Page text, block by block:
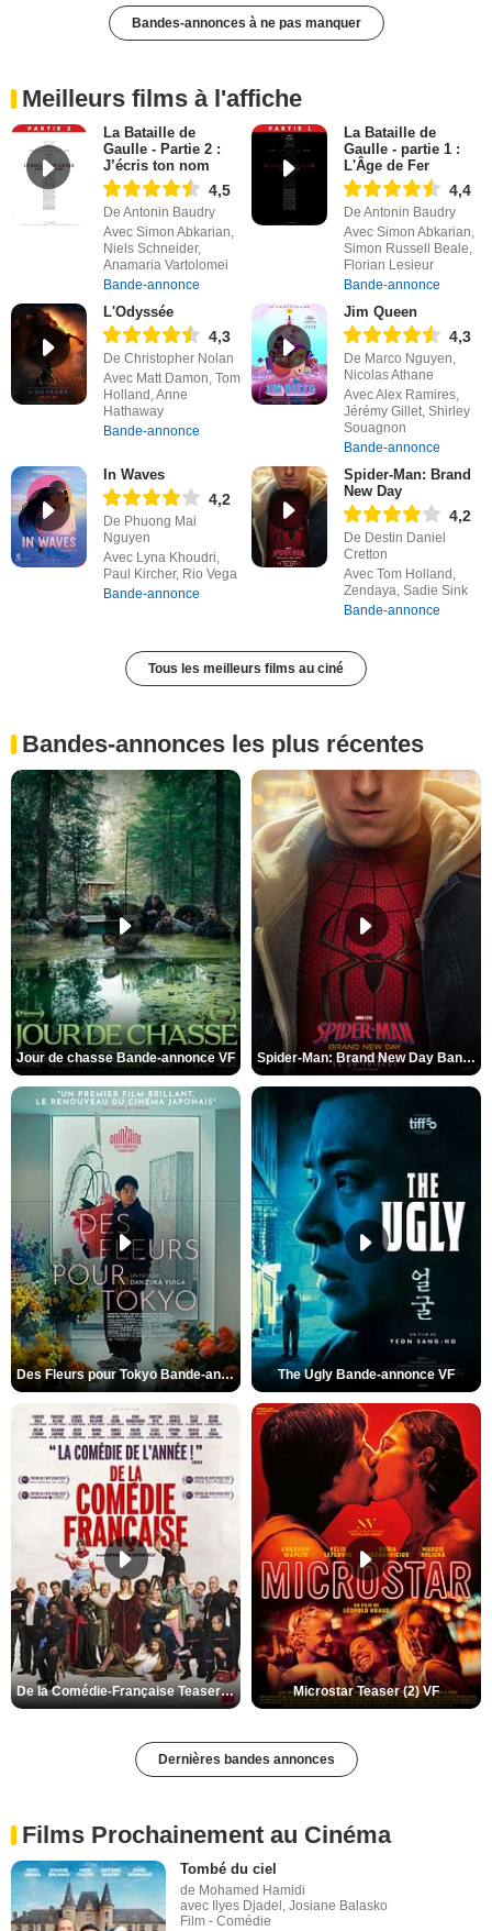
Bandes-annonces à ne pas manquer
Meilleurs films à l'affiche
La Bataille de
Gaulle - Partie 2 :
J’écris ton nom
4,5
De Antonin Baudry
Avec Simon Abkarian,
Niels Schneider,
Anamaria Vartolomei
Bande-annonce
La Bataille de
Gaulle - partie 1 :
L'Âge de Fer
4,4
De Antonin Baudry
Avec Simon Abkarian,
Simon Russell Beale,
Florian Lesieur
Bande-annonce
L'Odyssée
4,3
De Christopher Nolan
Avec Matt Damon, Tom
Holland, Anne
Hathaway
Bande-annonce
Jim Queen
4,3
De Marco Nguyen,
Nicolas Athane
Avec Alex Ramires,
Jérémy Gillet, Shirley
Souagnon
Bande-annonce
In Waves
4,2
De Phuong Mai
Nguyen
Avec Lyna Khoudri,
Paul Kircher, Rio Vega
Bande-annonce
Spider-Man: Brand
New Day
4,2
De Destin Daniel
Cretton
Avec Tom Holland,
Zendaya, Sadie Sink
Bande-annonce
Tous les meilleurs films au ciné
Bandes-annonces les plus récentes
Jour de chasse Bande-annonce VF Spider-Man: Brand New Day Bande-annonce (3) VO STFR
Des Fleurs pour Tokyo Bande-annonce VO STFR The Ugly Bande-annonce VF
De la Comédie-Française Teaser (3) VF Microstar Teaser (2) VF
Dernières bandes annonces
Films Prochainement au Cinéma
Tombé du ciel
de Mohamed Hamidi
avec Ilyes Djadel, Josiane Balasko
Film - Comédie